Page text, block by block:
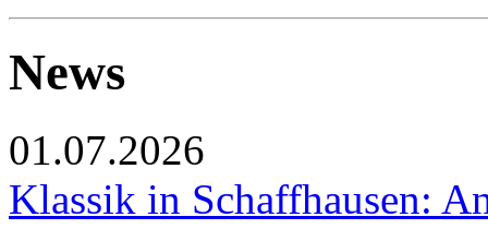
News
01.07.2026
Klassik in Schaffhausen: